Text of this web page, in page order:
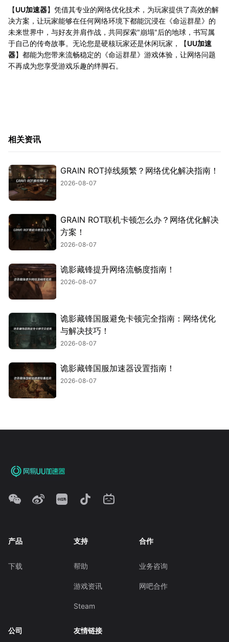
【UU加速器】凭借其专业的网络优化技术，为玩家提供了高效的解
决方案，让玩家能够在任何网络环境下都能沉浸在《命运群星》的
未来世界中，与好友并肩作战，共同探索"崩塌"后的地球，书写属
于自己的传奇故事。无论您是硬核玩家还是休闲玩家，【UU加速
器】都能为您带来流畅稳定的《命运群星》游戏体验，让网络问题
不再成为您享受游戏乐趣的绊脚石。
相关资讯
GRAIN ROT掉线频繁？网络优化解决指南！
2026-08-07
GRAIN ROT联机卡顿怎么办？网络优化解决
方案！
2026-08-07
诡影藏锋提升网络流畅度指南！
2026-08-07
诡影藏锋国服避免卡顿完全指南：网络优化
与解决技巧！
2026-08-07
诡影藏锋国服加速器设置指南！
2026-08-07
产品
下载
支持
帮助
游戏资讯
Steam
合作
业务咨询
网吧合作
公司 友情链接